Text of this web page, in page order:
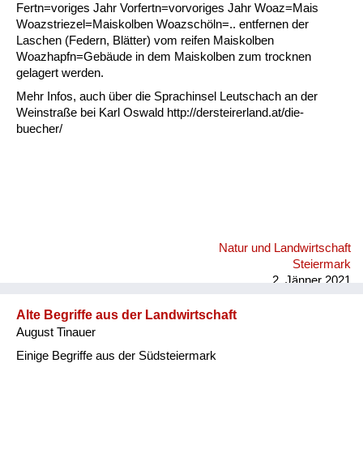
Fertn=voriges Jahr Vorfertn=vorvoriges Jahr Woaz=Mais
Woazstriezel=Maiskolben Woazschöln=.. entfernen der
Laschen (Federn, Blätter) vom reifen Maiskolben
Woazhapfn=Gebäude in dem Maiskolben zum trocknen
gelagert werden.
Mehr Infos, auch über die Sprachinsel Leutschach an der
Weinstraße bei Karl Oswald http://dersteirerland.at/die-
buecher/
Natur und Landwirtschaft
Steiermark
2. Jänner 2021
Alte Begriffe aus der Landwirtschaft
August Tinauer
Einige Begriffe aus der Südsteiermark